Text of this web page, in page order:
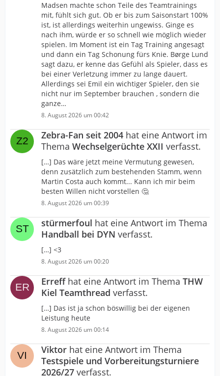
Madsen machte schon Teile des Teamtrainings
mit, fühlt sich gut. Ob er bis zum Saisonstart 100%
ist, ist allerdings weiterhin ungewiss. Ginge es
nach ihm, würde er so schnell wie möglich wieder
spielen. Im Moment ist ein Tag Training angesagt
und dann ein Tag Schonung fürs Knie. Børge Lund
sagt dazu, er kenne das Gefühl als Spieler, dass es
bei einer Verletzung immer zu lange dauert.
Allerdings sei Emil ein wichtiger Spieler, den sie
nicht nur im September brauchen , sondern die
ganze…
8. August 2026 um 00:42
Zebra-Fan seit 2004 hat eine Antwort im
Thema Wechselgerüchte XXII verfasst.
[…] Das wäre jetzt meine Vermutung gewesen,
denn zusätzlich zum bestehenden Stamm, wenn
Martin Costa auch kommt... Kann ich mir beim
besten Willen nicht vorstellen 🤔
8. August 2026 um 00:39
stürmerfoul hat eine Antwort im Thema
Handball bei DYN verfasst.
[…] <3
8. August 2026 um 00:20
Erreffhat eine Antwort im Thema THW
Kiel Teamthread verfasst.
[…] Das ist ja schon böswillig bei der eigenen
Leistung heute
8. August 2026 um 00:14
Viktor hat eine Antwort im Thema
Testspiele und Vorbereitungsturniere
2026/27 verfasst.